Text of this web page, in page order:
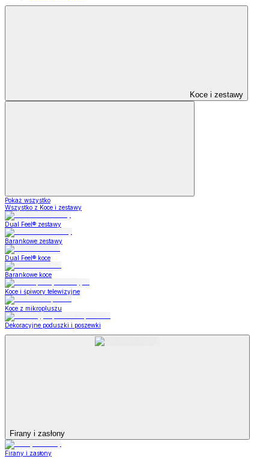
Koce i zestawy
Pokaż wszystko
Wszystko z Koce i zestawy
Dual Feel® zestawy
Barankowe zestawy
Dual Feel® koce
Barankowe koce
Koce i śpiwory telewizyjne
Koce z mikropluszu
Dekoracyjne poduszki i poszewki
Firany i zasłony
Firany i zasłony